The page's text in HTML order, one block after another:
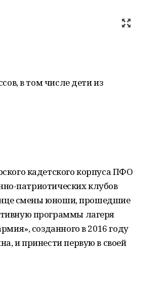
в том числе дети из
кадетского корпуса ПФО
патриотических клубов
смены юноши, прошедшие
программы лагеря
созданного в 2016 году
и принести первую в своей